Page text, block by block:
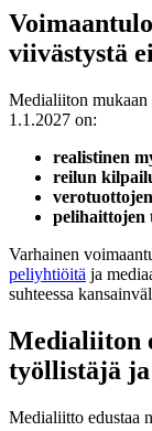
viivästystä
Medialiiton mukaan
1.1.2027 on:
realistinen
reilun
pelihaittojen
Varhainen
peliyhtiöitä ja
suhteessa
Medialiiton
työllistäjä
Medialiitto edustaa